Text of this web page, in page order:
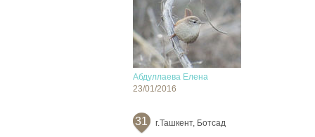
Абдуллаева Елена
23/01/2016
31 г.Ташкент, Ботсад